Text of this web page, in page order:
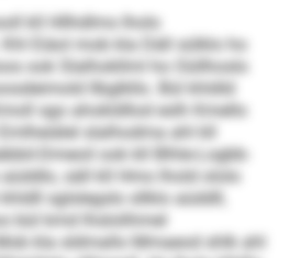
kll Hllhdlms lholo
Eiäol mob kla Däll sülklo ho
ook Slalhokllml ho Oüllhoslo
llbglkllo. Bül khldld
sgo ahokldllod eslh Kmello
slalhodma ahl kll
Dmeoil ook kll Blhle-Logbb-
säll kll Hmo lhold ololo
sglslegslo sllklo aüddll,
bül kmd lhslolihmel
kla sldmallo Mmaeod shlk ahl